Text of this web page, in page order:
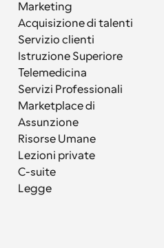
Marketing
Acquisizione di talenti
Servizio clienti
Istruzione Superiore
Telemedicina
Servizi Professionali
Marketplace di
Assunzione
Risorse Umane
Lezioni private
C-suite
Legge